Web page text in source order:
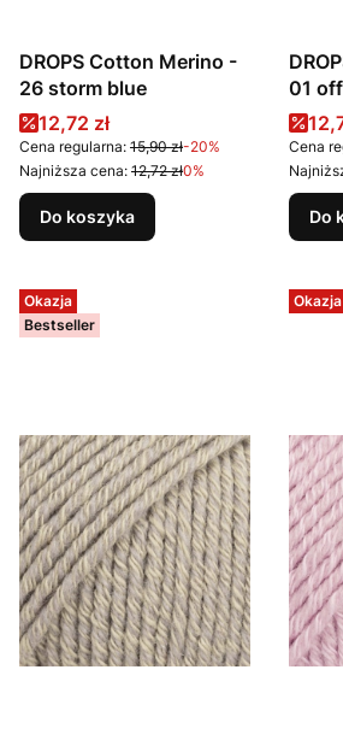
DROPS Cotton Merino -
26 storm blue
Cena promocyjna
12,72 zł
Cena regularna: 15,90 zł-20%
Najniższa cena: 12,72 zł0%
Do koszyka
01
Cena
Do
Okazja
Bestseller
Okazja